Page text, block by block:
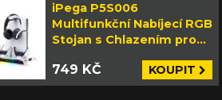
iPega P5S006
Multifunkční Nabíjecí RGB
Stojan s Chlazením pro
749 KČ KOUPIT